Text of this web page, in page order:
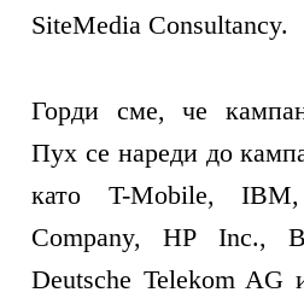
SiteMedia Consultancy.
Горди сме, че
Пух се нареди до
като T-Mobile,
Company, HP Inc.,
Deutsche Telekom AG